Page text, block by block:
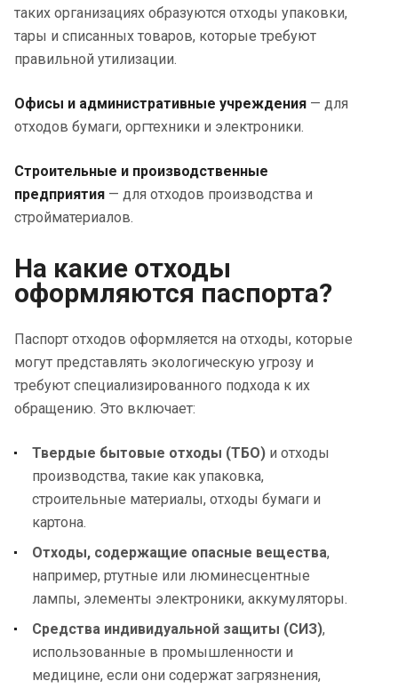
таких организациях образуются отходы упаковки,
тары и списанных товаров, которые требуют
правильной утилизации.
Офисы и административные учреждения — для
отходов бумаги, оргтехники и электроники.
Строительные и производственные
предприятия — для отходов производства и
стройматериалов.
На какие отходы
оформляются паспорта?
Паспорт отходов оформляется на отходы, которые
могут представлять экологическую угрозу и
требуют специализированного подхода к их
обращению. Это включает:
Твердые бытовые отходы (ТБО) и отходы
производства, такие как упаковка,
строительные материалы, отходы бумаги и
картона.
Отходы, содержащие опасные вещества,
например, ртутные или люминесцентные
лампы, элементы электроники, аккумуляторы.
Средства индивидуальной защиты (СИЗ),
использованные в промышленности и
медицине, если они содержат загрязнения,